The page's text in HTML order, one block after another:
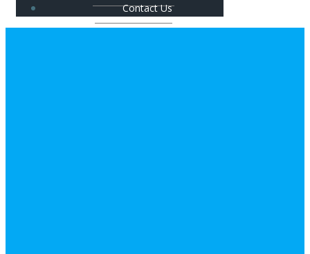
Contact Us